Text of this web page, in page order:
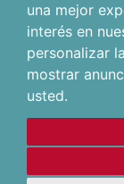
una mejor
interés en
personalizar
mostrar
usted.